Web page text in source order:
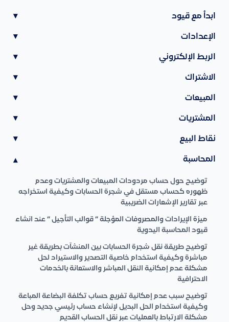
ابدأ مع قيود ▾
الإعدادات ▾
الربط الإلكتروني ▾
الاشتراك ▾
المبيعات ▾
المشتريات ▾
نقاط البيع ▾
المحاسبة ▾
توضيح حول حساب مردودات المبيعات والمشتريات وعدم
ظهوره كحساب مستقل في شجرة الحسابات وكيفية استخراجه
عبر تقارير الإشعارات الضريبية
ميزة الإيرادات والمصروفات المؤجلة ” قوالب التأجيل ” عند انشاء
قيود المحاسبة اليدوية
توضيح طريقة نقل شجرة الحسابات بين المنشآت بطريقة غير
مباشرة وكيفية استخدام خاصية التصدير والاستيراد لحل
مشكلة عدم إمكانية النقل المباشر والاستعانة بالخدمات
الاحترافية
توضيح سبب عدم إمكانية تفريع حساب تكلفة البضاعة المباعة
وكيفية استخدام الحل البديل لإنشاء حساب رئيسي جديد وحل
مشكلة الارتباط بالعمليات عبر نقل الحساب القديم